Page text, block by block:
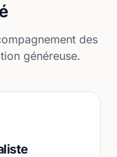
des
généreuse.